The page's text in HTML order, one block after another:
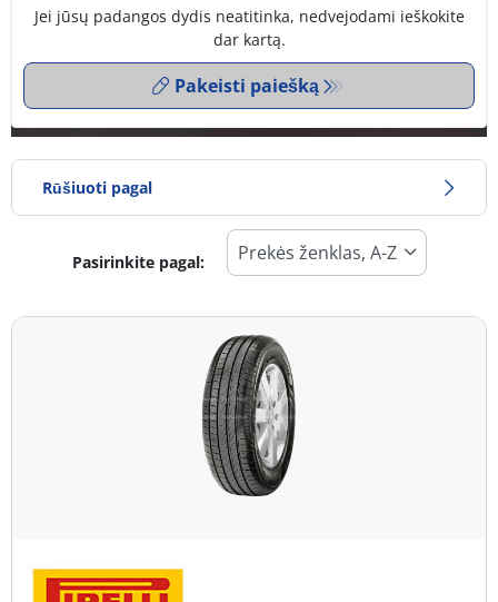
Jei jūsų padangos dydis neatitinka, nedvejodami ieškokite
dar kartą.
Pakeisti paiešką
Rūšiuoti pagal
Padangos tipas
Visi tipai (16)
Lengvasis automobilis (7)
Pasirinkite pagal: